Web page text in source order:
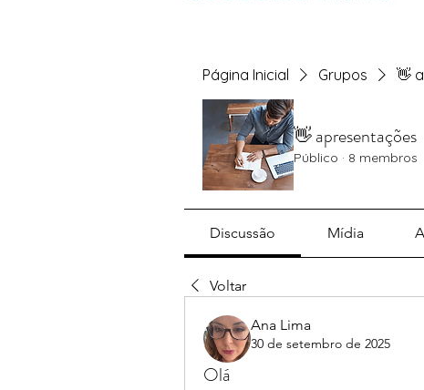
Página Inicial Grupos 👋
👋 apresentações
Público · 8 membros
Discussão Mídia
Voltar
Ana Lima
30 de setembro de 2025
Olá